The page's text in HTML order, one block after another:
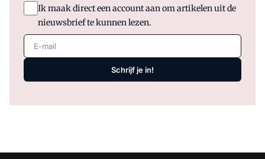
Ik maak direct een account aan om artikelen uit de
nieuwsbrief te kunnen lezen.
E-mail
Schrijf je in!